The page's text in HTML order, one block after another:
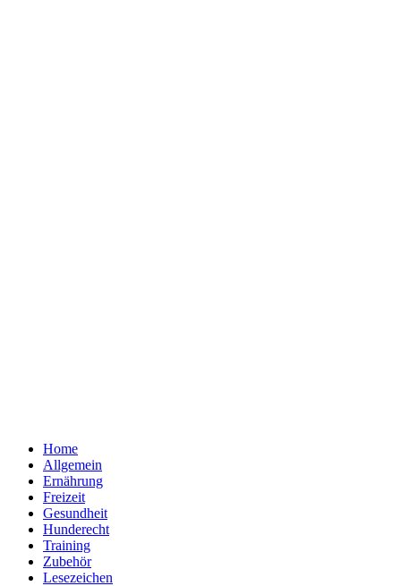
Home
Allgemein
Ernährung
Freizeit
Gesundheit
Hunderecht
Training
Zubehör
Lesezeichen